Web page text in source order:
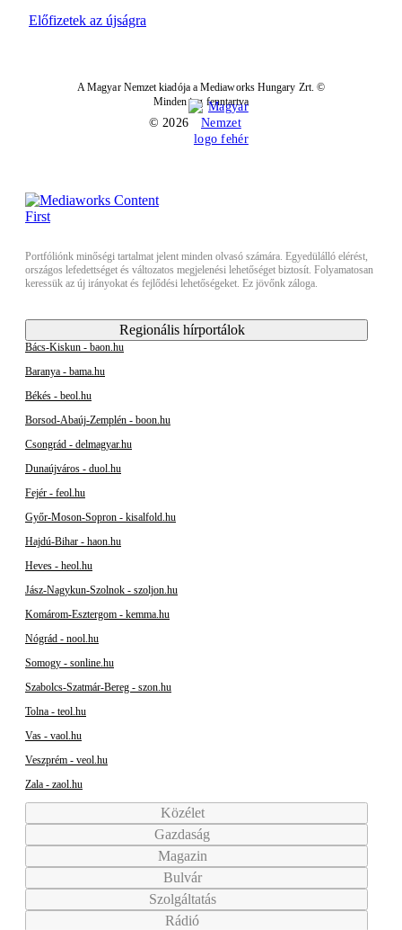
Előfizetek az újságra
A Magyar Nemzet kiadója a Mediaworks Hungary Zrt. ©
Minden jog fenntartva
© 2026
Portfóliónk minőségi tartalmat jelent minden olvasó számára. Egyedülálló elérést,
országos lefedettséget és változatos megjelenési lehetőséget biztosít. Folyamatosan
keressük az új irányokat és fejlődési lehetőségeket. Ez jövőnk záloga.
Regionális hírportálok
Bács-Kiskun - baon.hu
Baranya - bama.hu
Békés - beol.hu
Borsod-Abaúj-Zemplén - boon.hu
Csongrád - delmagyar.hu
Dunaújváros - duol.hu
Fejér - feol.hu
Győr-Moson-Sopron - kisalfold.hu
Hajdú-Bihar - haon.hu
Heves - heol.hu
Jász-Nagykun-Szolnok - szoljon.hu
Komárom-Esztergom - kemma.hu
Nógrád - nool.hu
Somogy - sonline.hu
Szabolcs-Szatmár-Bereg - szon.hu
Tolna - teol.hu
Vas - vaol.hu
Veszprém - veol.hu
Zala - zaol.hu
Közélet
Gazdaság
Magazin
Bulvár
Szolgáltatás
Rádió